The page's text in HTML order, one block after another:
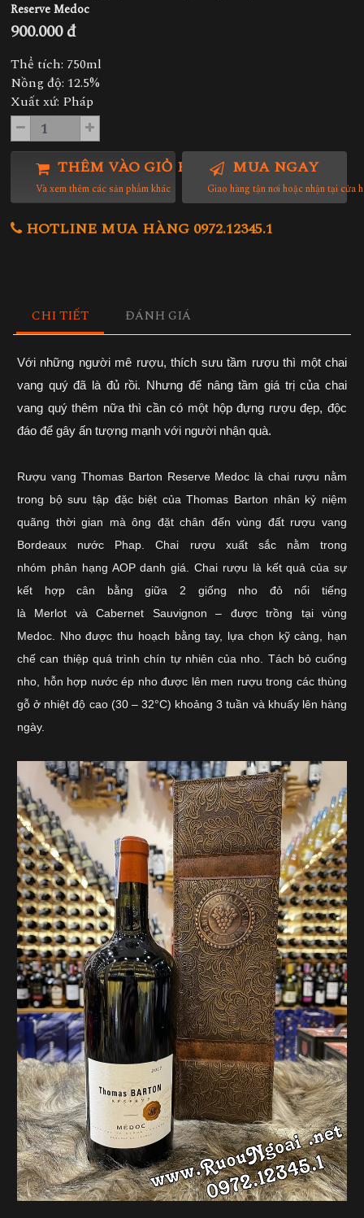
Reserve Medoc
900.000 đ
Thể tích: 750ml
Nồng độ: 12.5%
Xuất xứ: Pháp
THÊM VÀO GIỎ HÀNG
Và xem thêm các sản phẩm khác
MUA NGAY
Giao hàng tận nơi hoặc nhận tại cửa
HOTLINE MUA HÀNG 0972.12345.1
CHI TIẾT ĐÁNH GIÁ
Với những người mê rượu, thích sưu tầm rượu thì một chai
vang quý đã là đủ rồi. Nhưng để nâng tầm giá trị của chai
vang quý thêm nữa thì cần có một hộp đựng rượu đẹp, độc
đáo để gây ấn tượng mạnh với người nhận quà.
Rượu vang Thomas Barton Reserve Medoc là chai rượu nằm
trong bộ sưu tập đặc biệt của Thomas Barton nhân kỷ niệm
quãng thời gian mà ông đặt chân đến vùng đất rượu vang
Bordeaux nước Phap. Chai rượu xuất sắc nằm trong
nhóm phân hạng AOP danh giá. Chai rượu là kết quả của sự
kết hợp cân bằng giữa 2 giống nho đỏ nổi tiếng
là Merlot và Cabernet Sauvignon – được trồng tại vùng
Medoc. Nho được thu hoạch bằng tay, lựa chọn kỹ càng, hạn
chế can thiệp quá trình chín tự nhiên của nho. Tách bỏ cuống
nho, hỗn hợp nước ép nho được lên men rượu trong các thùng
gỗ ở nhiệt độ cao (30 – 32°C) khoảng 3 tuần và khuấy lên hàng
ngày.